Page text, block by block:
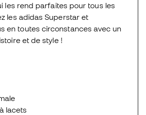
les rend parfaites pour tous les
les adidas Superstar et
en toutes circonstances avec un
et de style !
lacets